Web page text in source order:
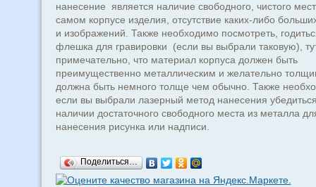
нанесение является наличие свободного, чистого
самом корпусе изделия, отсутствие каких-либо
и изображений. Также необходимо посмотреть,
флешка для гравировки (если вы выбрали таковую),
примечательно, что материал корпуса должен быть
преимущественно металлическим и желательно
должна быть немного толще чем обычно. Также
если вы выбрали лазерный метод нанесения
наличии достаточного свободного места из металла
нанесения рисунка или надписи.
Поделиться…